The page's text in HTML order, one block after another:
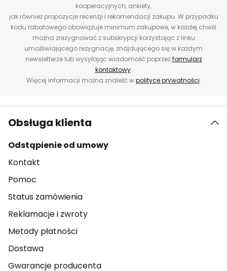
kooperacyjnych, ankiety,
jak również propozycje recenzji i rekomendacji zakupu. W przypadku
kodu rabatowego obowiązuje minimum zakupowe, w każdej chwili
można zrezygnować z subskrypcji korzystając z linku
umożliwiającego rezygnację, znajdującego się w każdym
newsletterze lub wysyłając wiadomość poprzezformularz
kontaktowy.
Więcej informacji można znaleźć wpolityce prywatności.
Obsługa klienta
Odstąpienie od umowy
Kontakt
Pomoc
Status zamówienia
Reklamacje i zwroty
Metody płatności
Dostawa
Gwarancje producenta